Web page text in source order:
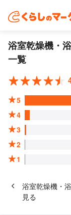
浴室乾燥機・
一覧
5
4
3
2
1
浴室乾燥機・
見る